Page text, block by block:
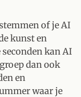
of je AI
kunst en
kan AI
dan ook
en
waar je